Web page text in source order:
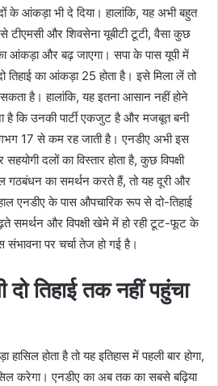
के आंकड़ा भी दे दिया। हालांकि, यह अभी बहुत
और शिवसेना यूबीटी टूटी, वैसा कुछ
आंकड़ा और बढ़ जाएगा। सपा के पास यूपी में
का आंकड़ा 25 होता है। इसे मिला लें तो
है। हालांकि, यह इतना आसान नहीं होने
है कि उनकी पार्टी एकजुट है और मजबूत बनी
17 से कम रह जाती है। एनडीए अभी इस
दलों का विस्तार होता है, कुछ विपक्षी
गठबंधन का समर्थन करते हैं, तो यह दूरी और
एनडीए के पास औपचारिक रूप से दो-तिहाई
समर्थन और विपक्षी खेमे में हो रही टूट-फूट के
संभावना पर चर्चा तेज हो गई है।
दो तिहाई तक नहीं पहुंचा
होता है तो यह इतिहास में पहली बार होगा,
करेगा। एनडीए का अब तक का सबसे बढ़िया